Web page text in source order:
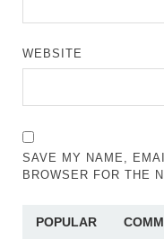
WEBSITE
SAVE MY NAME,
BROWSER FOR THE
POPULAR